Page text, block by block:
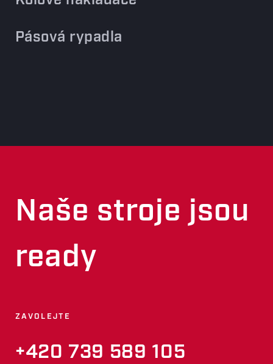
Pásová rypadla
Naše stroje jsou
ready
ZAVOLEJTE
+420 739 589 105